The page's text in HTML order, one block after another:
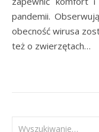
pandemii.
obecność wirusa
też o zwierzętach…